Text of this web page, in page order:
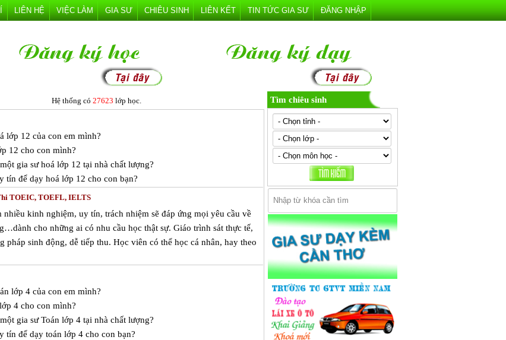
LIÊN HỆ VIỆC LÀM GIA SƯ CHIÊU SINH LIÊN KẾT TIN TỨC GIA SƯ ĐĂNG NHẬP
Hệ thống có 27623 lớp học.
lớp 12 của con em mình?
12 cho con mình?
gia sư hoá lớp 12 tại nhà chất lượng?
tín để dạy hoá lớp 12 cho con bạn?
TOEIC, TOEFL, IELTS
nhiều kinh nghiệm, uy tín, trách nhiệm sẽ đáp ứng mọi yêu cầu về
cho những ai có nhu cầu học thật sự. Giáo trình sát thực tế,
pháp sinh động, dễ tiếp thu. Học viên có thể học cá nhân, hay theo
lớp 4 của con em mình?
4 cho con mình?
gia sư Toán lớp 4 tại nhà chất lượng?
tín để dạy toán lớp 4 cho con bạn?
Tìm chiêu sinh